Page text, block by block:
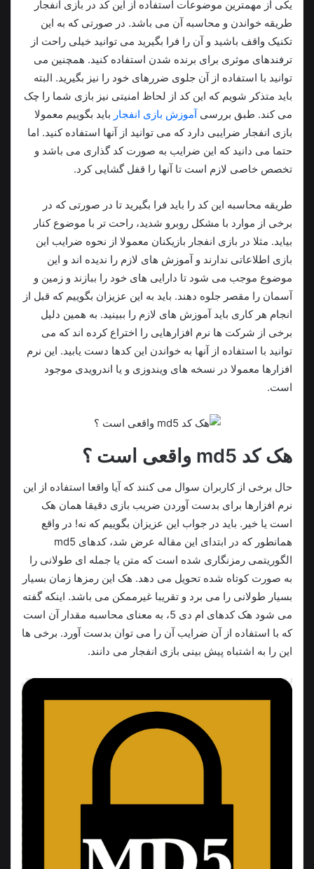
یکی از مهمترین موضوعات استفاده از این کد در بازی انفجار
طریقه خواندن و محاسبه آن می باشد. در صورتی که به این
تکنیک واقف باشید و آن را فرا بگیرید می توانید خیلی راحت از
ترفندهای موثری برای برنده شدن استفاده کنید. همچنین می
توانید با استفاده از آن جلوی ضررهای خود را نیز بگیرید. البته
باید متذکر شویم که این کد از لحاظ امنیتی نیز بازی شما را چک
می کند. طبق بررسیآموزش بازی انفجار باید بگوییم معمولا
بازی انفجار ضرایبی دارد که می توانید از آنها استفاده کنید. اما
حتما می دانید که این ضرایب به صورت کد گذاری می باشد و
تخصص خاصی لازم است تا آنها را قفل گشایی کرد.
طریقه محاسبه این کد را باید فرا بگیرید تا در صورتی که در
برخی از موارد با مشکل روبرو شدید، راحت تر با موضوع کنار
بیاید. مثلا در بازی انفجار بازیکنان معمولا از نحوه ضرایب این
بازی اطلاعاتی ندارند و آموزش های لازم را ندیده اند و این
موضوع موجب می شود تا دارایی های خود را ببازند و زمین و
آسمان را مقصر جلوه دهند. باید به این عزیزان بگوییم که قبل از
انجام هر کاری باید آموزش های لازم را ببینید. به همین دلیل
برخی از شرکت ها نرم افزارهایی را اختراع کرده اند که می
توانید با استفاده از آنها به خواندن این کدها دست یابید. این نرم
افزارها معمولا در نسخه های ویندوزی و یا اندرویدی موجود
است.
هک کد md5 واقعی است ؟
حال برخی از کاربران سوال می کنند که آیا واقعا استفاده از این
نرم افزارها برای بدست آوردن ضریب بازی دقیقا همان هک
است یا خیر. باید در جواب این عزیزان بگوییم که نه! در واقع
همانطور که در ابتدای این مقاله عرض شد، کدهای md5
الگوریتمی رمزنگاری شده است که متن یا جمله ای طولانی را
به صورت کوتاه شده تحویل می دهد. هک این رمزها زمان بسیار
بسیار طولانی را می برد و تقریبا غیرممکن می باشد. اینکه گفته
می شود هک کدهای ام دی 5، به معنای محاسبه مقدار آن است
که با استفاده از آن ضرایب آن را می توان بدست آورد. برخی ها
این را به اشتباه پیش بینی بازی انفجار می دانند.